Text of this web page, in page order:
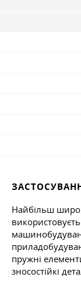
Найбільш
пружні
зносостійкі